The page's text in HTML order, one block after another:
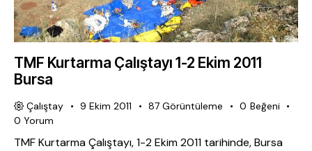
TMF Kurtarma Çalıştayı 1-2 Ekim 2011
Bursa
Çalıştay 9 Ekim 2011 87 Görüntüleme 0 Beğeni
0 Yorum
TMF Kurtarma Çalıştayı, 1-2 Ekim 2011 tarihinde, Bursa